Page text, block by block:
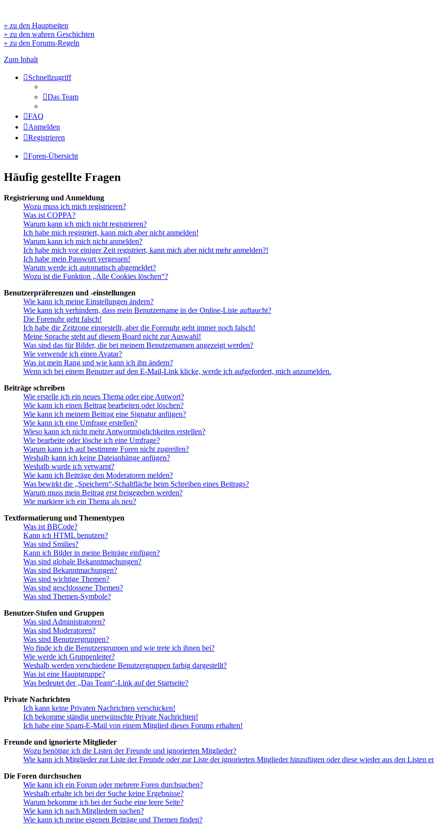
» zu den Hauptseiten
» zu den wahren Geschichten
» zu den Forums-Regeln
Zum Inhalt
Schnellzugriff
Das Team
FAQ
Anmelden
Registrieren
Foren-Übersicht
Häufig gestellte Fragen
Registrierung und Anmeldung
Wozu muss ich mich registrieren?
Was ist COPPA?
Warum kann ich mich nicht registrieren?
Ich habe mich registriert, kann mich aber nicht anmelden!
Warum kann ich mich nicht anmelden?
Ich habe mich vor einiger Zeit registriert, kann mich aber nicht mehr anmelden?!
Ich habe mein Passwort vergessen!
Warum werde ich automatisch abgemeldet?
Wozu ist die Funktion „Alle Cookies löschen“?
Benutzerpräferenzen und -einstellungen
Wie kann ich meine Einstellungen ändern?
Wie kann ich verhindern, dass mein Benutzername in der Online-Liste auftaucht?
Die Forenuhr geht falsch!
Ich habe die Zeitzone eingestellt, aber die Forenuhr geht immer noch falsch!
Meine Sprache steht auf diesem Board nicht zur Auswahl!
Was sind das für Bilder, die bei meinem Benutzernamen angezeigt werden?
Wie verwende ich einen Avatar?
Was ist mein Rang und wie kann ich ihn ändern?
Wenn ich bei einem Benutzer auf den E-Mail-Link klicke, werde ich aufgefordert, mich anzumelden.
Beiträge schreiben
Wie erstelle ich ein neues Thema oder eine Antwort?
Wie kann ich einen Beitrag bearbeiten oder löschen?
Wie kann ich meinem Beitrag eine Signatur anfügen?
Wie kann ich eine Umfrage erstellen?
Wieso kann ich nicht mehr Antwortmöglichkeiten erstellen?
Wie bearbeite oder lösche ich eine Umfrage?
Warum kann ich auf bestimmte Foren nicht zugreifen?
Weshalb kann ich keine Dateianhänge anfügen?
Weshalb wurde ich verwarnt?
Wie kann ich Beiträge den Moderatoren melden?
Was bewirkt die „Speichern“-Schaltfläche beim Schreiben eines Beitrags?
Warum muss mein Beitrag erst freigegeben werden?
Wie markiere ich ein Thema als neu?
Textformatierung und Thementypen
Was ist BBCode?
Kann ich HTML benutzen?
Was sind Smilies?
Kann ich Bilder in meine Beiträge einfügen?
Was sind globale Bekanntmachungen?
Was sind Bekanntmachungen?
Was sind wichtige Themen?
Was sind geschlossene Themen?
Was sind Themen-Symbole?
Benutzer-Stufen und Gruppen
Was sind Administratoren?
Was sind Moderatoren?
Was sind Benutzergruppen?
Wo finde ich die Benutzergruppen und wie trete ich ihnen bei?
Wie werde ich Gruppenleiter?
Weshalb werden verschiedene Benutzergruppen farbig dargestellt?
Was ist eine Hauptgruppe?
Was bedeutet der „Das Team“-Link auf der Startseite?
Private Nachrichten
Ich kann keine Privaten Nachrichten verschicken!
Ich bekomme ständig unerwünschte Private Nachrichten!
Ich habe eine Spam-E-Mail von einem Mitglied dieses Forums erhalten!
Freunde und ignorierte Mitglieder
Wozu benötige ich die Listen der Freunde und ignorierten Mitglieder?
Wie kann ich Mitglieder zur Liste der Freunde oder zur Liste der ignorierten Mitglieder hinzufügen oder diese wieder aus den Listen
Die Foren durchsuchen
Wie kann ich ein Forum oder mehrere Foren durchsuchen?
Weshalb erhalte ich bei der Suche keine Ergebnisse?
Warum bekomme ich bei der Suche eine leere Seite?
Wie kann ich nach Mitgliedern suchen?
Wie kann ich meine eigenen Beiträge und Themen finden?